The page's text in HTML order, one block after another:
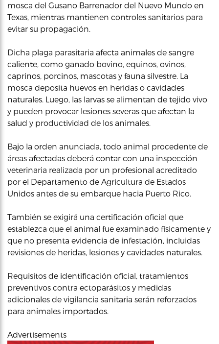
mosca del Gusano Barrenador del Nuevo Mundo en
Texas, mientras mantienen controles sanitarios para
evitar su propagación.
Dicha plaga parasitaria afecta animales de sangre
caliente, como ganado bovino, equinos, ovinos,
caprinos, porcinos, mascotas y fauna silvestre. La
mosca deposita huevos en heridas o cavidades
naturales. Luego, las larvas se alimentan de tejido vivo
y pueden provocar lesiones severas que afectan la
salud y productividad de los animales.
Bajo la orden anunciada, todo animal procedente de
áreas afectadas deberá contar con una inspección
veterinaria realizada por un profesional acreditado
por el Departamento de Agricultura de Estados
Unidos antes de su embarque hacia Puerto Rico.
También se exigirá una certificación oficial que
establezca que el animal fue examinado físicamente y
que no presenta evidencia de infestación, incluidas
revisiones de heridas, lesiones y cavidades naturales.
Requisitos de identificación oficial, tratamientos
preventivos contra ectoparásitos y medidas
adicionales de vigilancia sanitaria serán reforzados
para animales importados.
Advertisements